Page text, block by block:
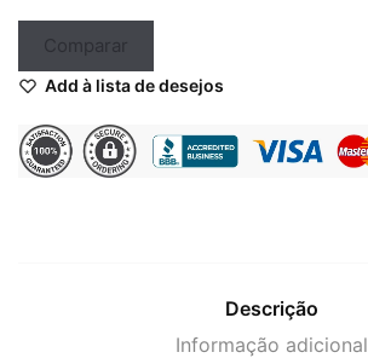
Comparar
Add à lista de desejos
Descrição
Informação adicional